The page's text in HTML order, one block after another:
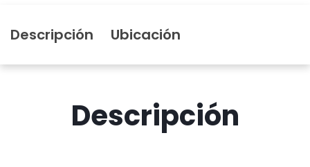
Descripción Ubicación
Descripción